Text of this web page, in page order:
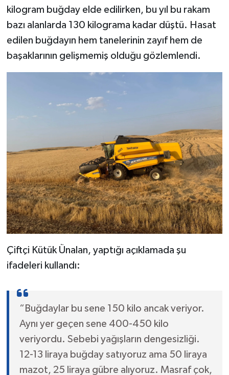
kilogram buğday elde edilirken, bu yıl bu rakam
bazı alanlarda 130 kilograma kadar düştü. Hasat
edilen buğdayın hem tanelerinin zayıf hem de
başaklarının gelişmemiş olduğu gözlemlendi.
Çiftçi Kütük Ünalan, yaptığı açıklamada şu
ifadeleri kullandı:
“Buğdaylar bu sene 150 kilo ancak veriyor.
Aynı yer geçen sene 400-450 kilo
veriyordu. Sebebi yağışların dengesizliği.
12-13 liraya buğday satıyoruz ama 50 liraya
mazot, 25 liraya gübre alıyoruz. Masraf çok,